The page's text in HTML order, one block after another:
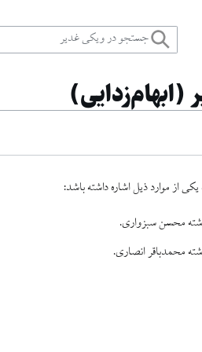
(ابهام‌زدایی)
از موارد ذیل اشاره داشته باشد:
محسن سبزواری.
محمدباقر انصاری.